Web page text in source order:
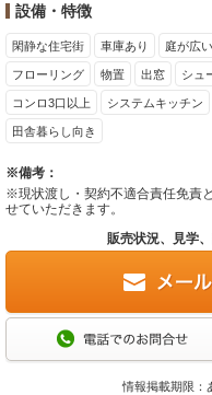
設備・特徴
閑静な住宅街 車庫あり 庭が広
フローリング 物置 出窓 シュ
コンロ3口以上 システムキッチン
田舎暮らし向き
※備考：
※現状渡し・契約不適合責任免責
せていただきます。
販売状況、見学
情報掲載期限：